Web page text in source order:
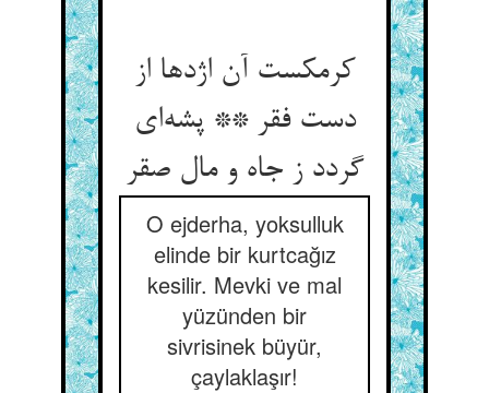
کرمکست آن اژدها از
دست فقر ** پشه‌ای
گردد ز جاه و مال صقر
O ejderha, yoksulluk
elinde bir kurtcağız
kesilir. Mevki ve mal
yüzünden bir
sivrisinek büyür,
çaylaklaşır!